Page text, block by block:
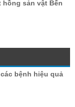
sản vật Bến
bệnh hiệu quả